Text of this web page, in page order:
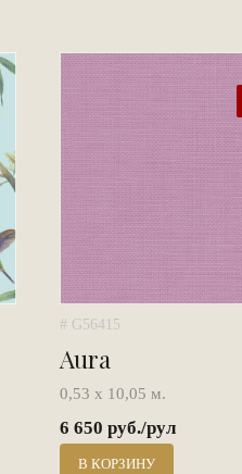
# G56415
Aura
0,53 х 10,05 м.
6 650 руб./рул
В КОРЗИНУ